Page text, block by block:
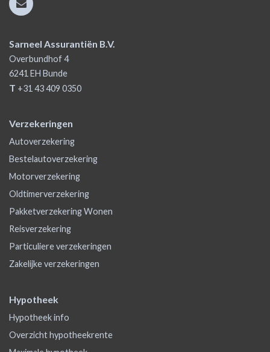
Sarneel Assurantiën B.V.
Overbundhof 4
6241 EH Bunde
T +31 43 409 0350
Verzekeringen
Autoverzekering
Bestelautoverzekering
Motorverzekering
Oldtimerverzekering
Pakketverzekering Wonen
Reisverzekering
Particuliere verzekeringen
Zakelijke verzekeringen
Hypotheek
Hypotheek info
Overzicht hypotheekrente